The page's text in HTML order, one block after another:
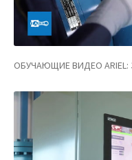
ОБУЧАЮЩИЕ ВИДЕО